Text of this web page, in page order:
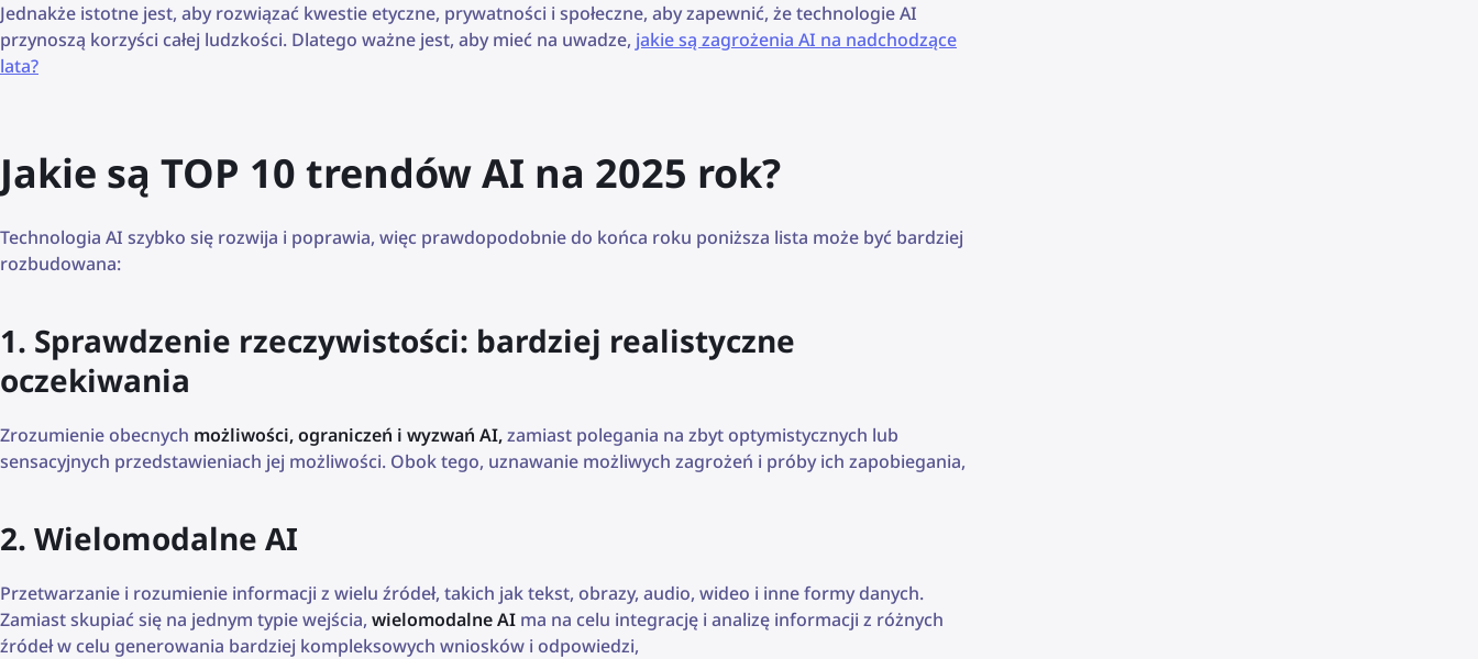
Jednakże istotne jest, aby rozwiązać kwestie etyczne, prywatności i społeczne, aby zapewnić, że technologie AI
przynoszą korzyści całej ludzkości. Dlatego ważne jest, aby mieć na uwadze, jakie są zagrożenia AI na nadchodzące
lata?
Jakie są TOP 10 trendów AI na 2025 rok?
Technologia AI szybko się rozwija i poprawia, więc prawdopodobnie do końca roku poniższa lista może być bardziej
rozbudowana:
1. Sprawdzenie rzeczywistości: bardziej realistyczne
oczekiwania
Zrozumienie obecnych możliwości, ograniczeń i wyzwań AI,zamiast polegania na zbyt optymistycznych lub
sensacyjnych przedstawieniach jej możliwości. Obok tego, uznawanie możliwych zagrożeń i próby ich zapobiegania,
2. Wielomodalne AI
Przetwarzanie i rozumienie informacji z wielu źródeł, takich jak tekst, obrazy, audio, wideo i inne formy danych.
Zamiast skupiać się na jednym typie wejścia, wielomodalne AI ma na celu integrację i analizę informacji z różnych
źródeł w celu generowania bardziej kompleksowych wniosków i odpowiedzi,